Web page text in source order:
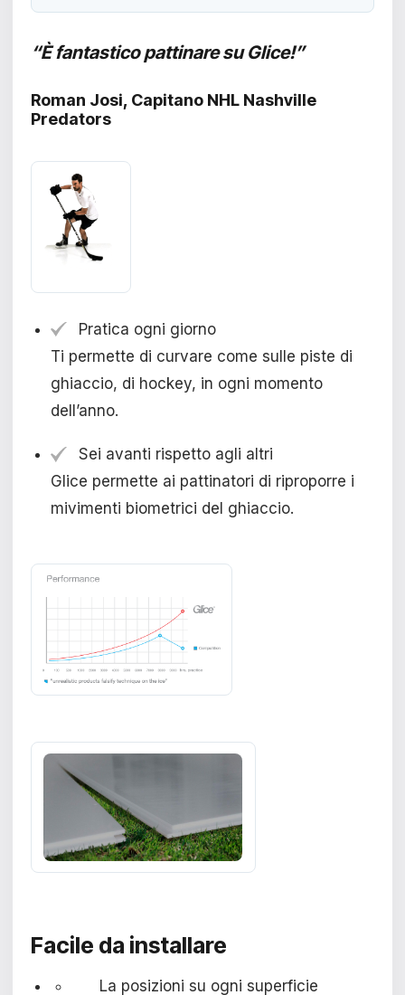
“È fantastico pattinare su Glice!”
Roman Josi, Capitano NHL Nashville
Predators
Pratica ogni giorno
Ti permette di curvare come sulle piste di
ghiaccio, di hockey, in ogni momento
dell’anno.
Sei avanti rispetto agli altri
Glice permette ai pattinatori di riproporre i
mivimenti biometrici del ghiaccio.
Facile da installare
La posizioni su ogni superficie